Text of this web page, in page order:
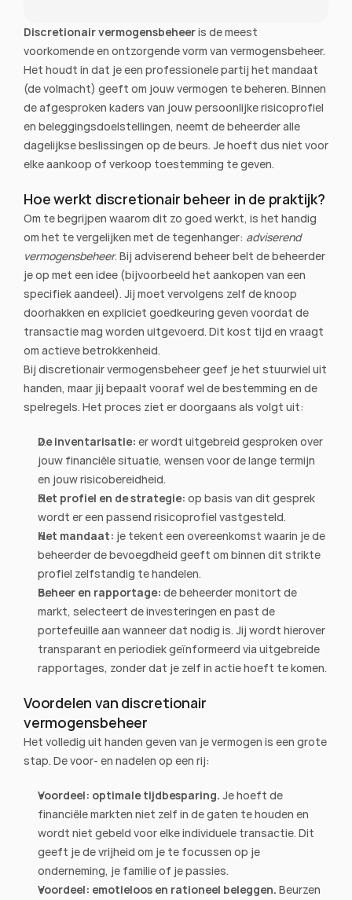
Discretionair vermogensbeheer is de meest
voorkomende en ontzorgende vorm van vermogensbeheer.
Het houdt in dat je een professionele partij het mandaat
(de volmacht) geeft om jouw vermogen te beheren. Binnen
de afgesproken kaders van jouw persoonlijke risicoprofiel
en beleggingsdoelstellingen, neemt de beheerder alle
dagelijkse beslissingen op de beurs. Je hoeft dus niet voor
elke aankoop of verkoop toestemming te geven.
Hoe werkt discretionair beheer in de praktijk?
Om te begrijpen waarom dit zo goed werkt, is het handig
om het te vergelijken met de tegenhanger: adviserend
vermogensbeheer. Bij adviserend beheer belt de beheerder
je op met een idee (bijvoorbeeld het aankopen van een
specifiek aandeel). Jij moet vervolgens zelf de knoop
doorhakken en expliciet goedkeuring geven voordat de
transactie mag worden uitgevoerd. Dit kost tijd en vraagt
om actieve betrokkenheid.
Bij discretionair vermogensbeheer geef je het stuurwiel uit
handen, maar jij bepaalt vooraf wel de bestemming en de
spelregels. Het proces ziet er doorgaans als volgt uit:
De inventarisatie: er wordt uitgebreid gesproken over
jouw financiële situatie, wensen voor de lange termijn
en jouw risicobereidheid.
Het profiel en de strategie: op basis van dit gesprek
wordt er een passend risicoprofiel vastgesteld.
Het mandaat: je tekent een overeenkomst waarin je de
beheerder de bevoegdheid geeft om binnen dit strikte
profiel zelfstandig te handelen.
Beheer en rapportage: de beheerder monitort de
markt, selecteert de investeringen en past de
portefeuille aan wanneer dat nodig is. Jij wordt hierover
transparant en periodiek geïnformeerd via uitgebreide
rapportages, zonder dat je zelf in actie hoeft te komen.
Voordelen van discretionair
vermogensbeheer
Het volledig uit handen geven van je vermogen is een grote
stap. De voor- en nadelen op een rij:
Voordeel: optimale tijdbesparing. Je hoeft de
financiële markten niet zelf in de gaten te houden en
wordt niet gebeld voor elke individuele transactie. Dit
geeft je de vrijheid om je te focussen op je
onderneming, je familie of je passies.
Voordeel: emotieloos en rationeel beleggen. Beurzen